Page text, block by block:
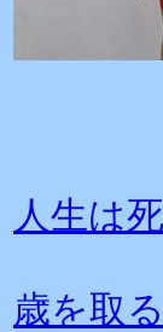
人生は
歳を取